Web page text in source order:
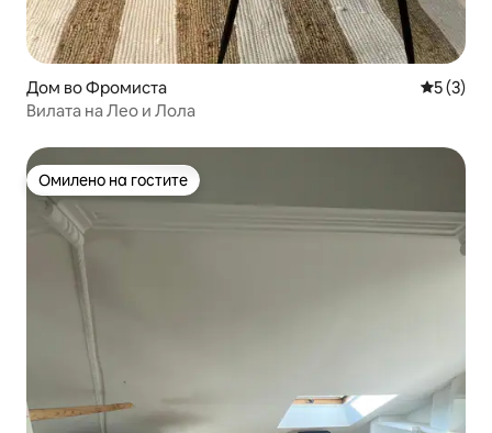
Дом во Фромиста
5 (3)
Вилата на Лео и Лола
Омилено на гостите
Омилено на гостите